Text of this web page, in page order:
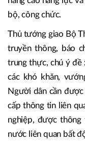
VGP/Nhật Bắc
tác quy hoạch;
tục hành chính
nâng cao năng lực
bộ, công chức.
Thủ tướng giao Bộ
truyền thông, báo
trung thực, chú ý đề